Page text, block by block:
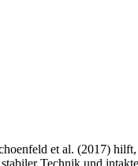
et al. (2017)
Technik und